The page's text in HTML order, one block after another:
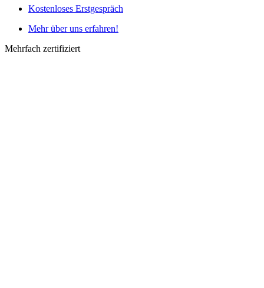
Kostenloses Erstgespräch
Mehr über uns erfahren!
Mehrfach zertifiziert